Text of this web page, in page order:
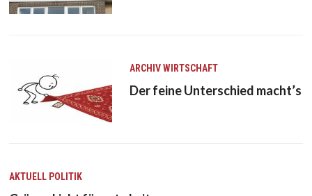
ARCHIVWIRTSCHAFT
Der feine Unterschied macht’s
AKTUELL POLITIK